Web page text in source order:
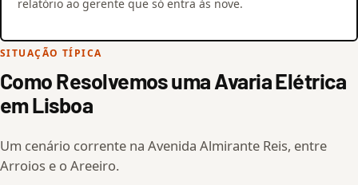
relatório ao gerente que só entra às nove.
SITUAÇÃO TÍPICA
Como Resolvemos uma Avaria Elétrica
em Lisboa
Um cenário corrente na Avenida Almirante Reis, entre
Arroios e o Areeiro.